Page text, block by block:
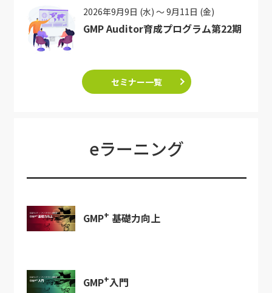
2026年9月9日 (水) ～ 9月11日 (金)
GMP Auditor育成プログラム第22期
セミナー一覧
eラーニング
GMP+ 基礎力向上
GMP+入門